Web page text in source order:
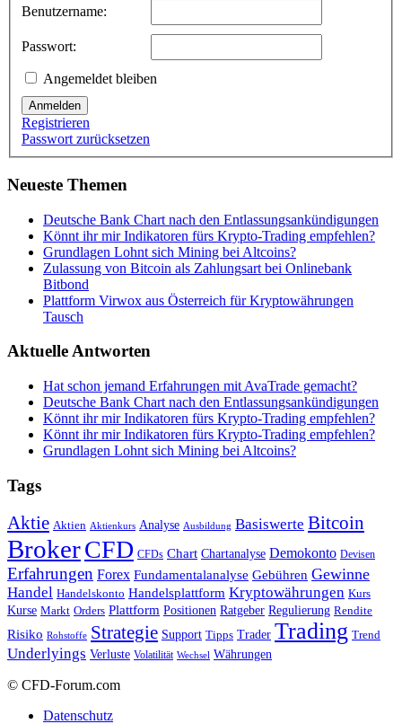
Benutzername:
Passwort:
Angemeldet bleiben
Anmelden
Registrieren
Passwort zurücksetzen
Neueste Themen
Deutsche Bank Chart nach den Entlassungsankündigungen
Könnt ihr mir Indikatoren fürs Krypto-Trading empfehlen?
Grundlagen Lohnt sich Mining bei Altcoins?
Zulassung von Bitcoin als Zahlungsart bei Onlinebank
Bitbond
Plattform Virwox aus Österreich für Kryptowährungen
Tausch
Aktuelle Antworten
Hat schon jemand Erfahrungen mit AvaTrade gemacht?
Deutsche Bank Chart nach den Entlassungsankündigungen
Könnt ihr mir Indikatoren fürs Krypto-Trading empfehlen?
Könnt ihr mir Indikatoren fürs Krypto-Trading empfehlen?
Grundlagen Lohnt sich Mining bei Altcoins?
Tags
Aktie Aktien Aktienkurs Analyse Ausbildung Basiswerte Bitcoin
BrokerCFD CFDs Chart Chartanalyse Demokonto Devisen
Erfahrungen Forex Fundamentalanalyse Gebühren Gewinne
Handel Handelskonto Handelsplattform Kryptowährungen Kurs
Kurse Markt Orders Plattform Positionen Ratgeber Regulierung Rendite
Risiko Rohstoffe Strategie Support Tipps Trader Trading Trend
Underlyings Verluste Volatilität Wechsel Währungen
© CFD-Forum.com
Datenschutz